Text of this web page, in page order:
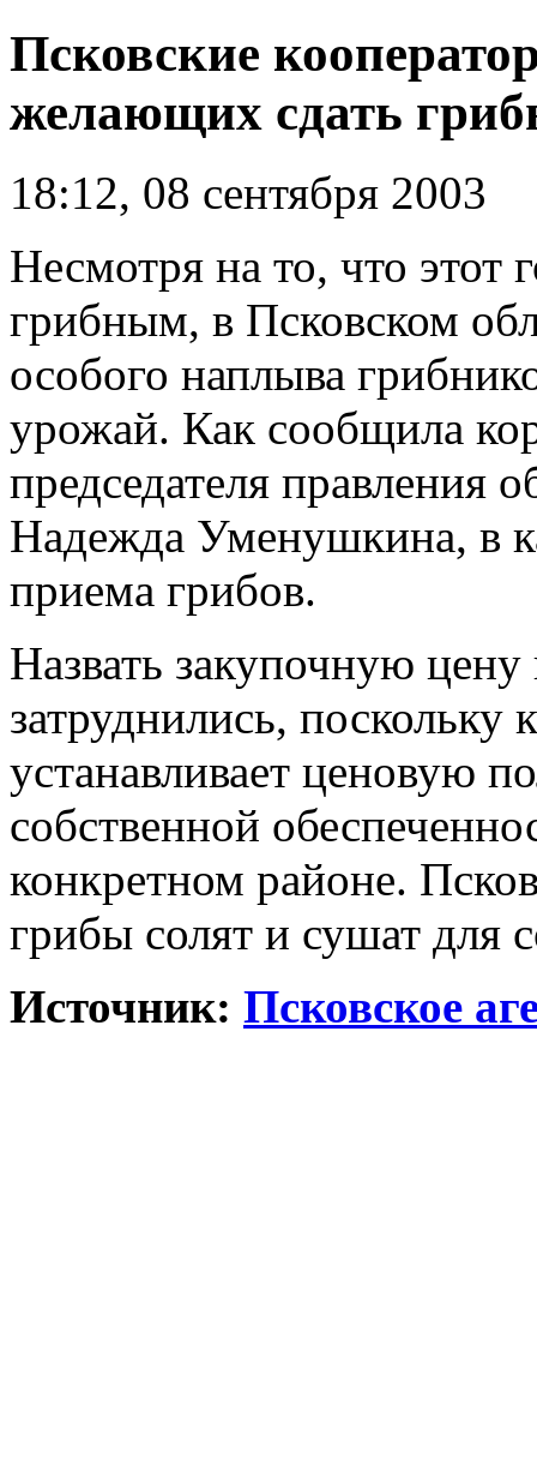
Псковские
желающих сдать
18:12, 08 сентября 2003
Несмотря на то, что этот
грибным, в Псковском
особого наплыва
урожай. Как сообщила
председателя правления
Надежда Уменушкина, в
приема грибов.
Назвать закупочную
затруднились,
устанавливает ценовую
собственной
конкретном районе.
грибы солят и сушат для
Источник: Псковское